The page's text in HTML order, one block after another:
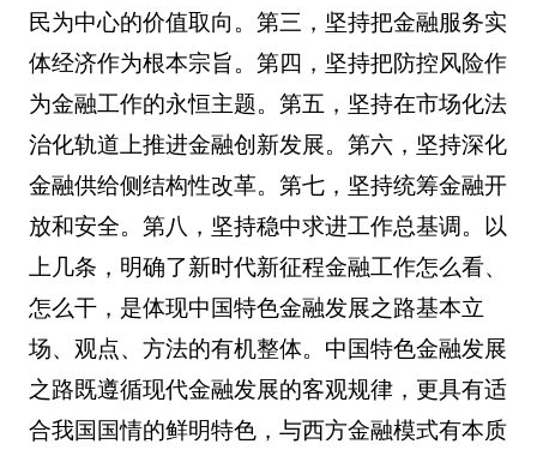
民为中心的价值取向。第三，坚持把金融服务实
体经济作为根本宗旨。第四，坚持把防控风险作
为金融工作的永恒主题。第五，坚持在市场化法
治化轨道上推进金融创新发展。第六，坚持深化
金融供给侧结构性改革。第七，坚持统筹金融开
放和安全。第八，坚持稳中求进工作总基调。以
上几条，明确了新时代新征程金融工作怎么看、
怎么干，是体现中国特色金融发展之路基本立
场、观点、方法的有机整体。中国特色金融发展
之路既遵循现代金融发展的客观规律，更具有适
合我国国情的鲜明特色，与西方金融模式有本质